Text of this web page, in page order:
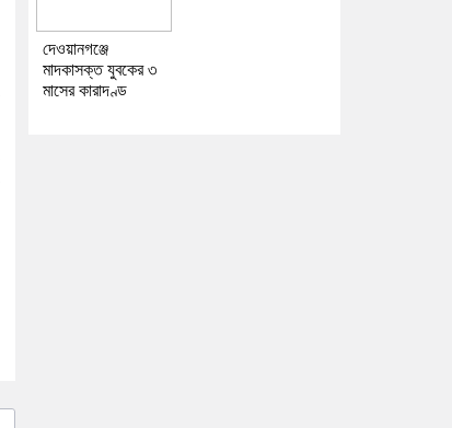
দেওয়ানগঞ্জে
মাদকাসক্ত যুবকের ৩
মাসের কারাদণ্ড